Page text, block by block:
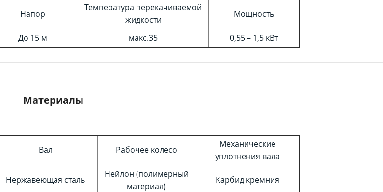
Напор
Температура перекачиваемой
жидкости
Мощность
До 15 м макс.35 0,55 – 1,5 кВт
Материалы
Вал Рабочее колесо
Механические
уплотнения вала
Нержавеющая сталь
Нейлон (полимерный
материал)
Карбид кремния